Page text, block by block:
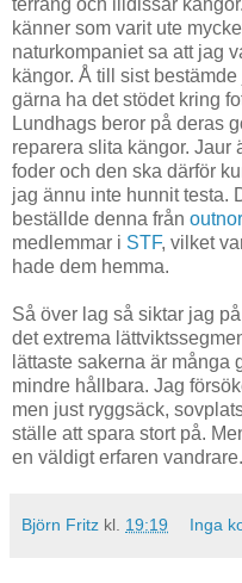
terräng och illdissar
känner som varit ute
naturkompaniet sa att jag
kängor. Å till sist
gärna ha det stödet kring
Lundhags beror på deras
reparera slita kängor. Jaur
foder och den ska därför
jag ännu inte hunnit testa.
beställde denna från
medlemmar i STF, vilket
hade dem hemma.
Så över lag så siktar jag
det extrema
lättaste sakerna är många
mindre hållbara. Jag
men just ryggsäck,
ställe att spara stort på.
en väldigt erfaren
Björn Fritz kl. 19:19 Inga